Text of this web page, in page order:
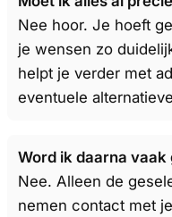
Nee hoor. Je hoeft
je wensen zo
helpt je verder met
eventuele
Word ik daarna vaak
Nee. Alleen de
nemen contact met